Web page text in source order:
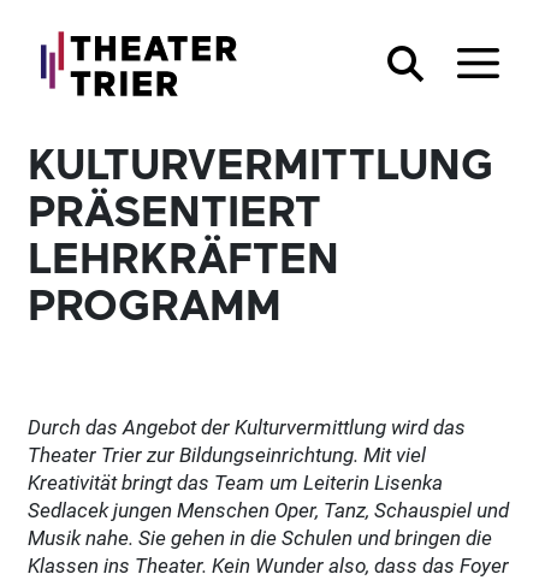
KULTURVERMITTLUNG
PRÄSENTIERT
LEHRKRÄFTEN
PROGRAMM
Durch das Angebot der Kulturvermittlung wird das
Theater Trier zur Bildungseinrichtung. Mit viel
Kreativität bringt das Team um Leiterin Lisenka
Sedlacek jungen Menschen Oper, Tanz, Schauspiel und
Musik nahe. Sie gehen in die Schulen und bringen die
Klassen ins Theater. Kein Wunder also, dass das Foyer